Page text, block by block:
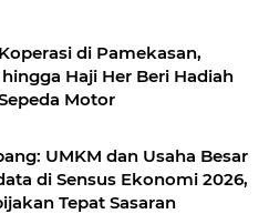
di Pamekasan,
Haji Her Beri Hadiah
Motor
UMKM dan Usaha Besar
di Sensus Ekonomi 2026,
Tepat Sasaran